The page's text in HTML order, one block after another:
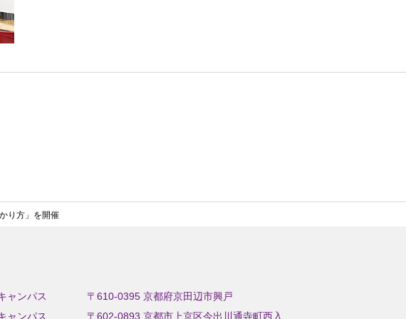
り方」を開催
ャンパス
〒610-0395 京都府京田辺市興戸
ャンパス
〒602-0893 京都市上京区今出川通寺町西入